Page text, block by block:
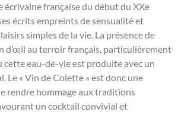
écrivaine française du début du XXe
écrits empreints de sensualité et
simples de la vie. La présence de
d’œil au terroir français, particulièrement
cette eau-de-vie est produite avec un
Le « Vin de Colette » est donc une
rendre hommage aux traditions
un cocktail convivial et